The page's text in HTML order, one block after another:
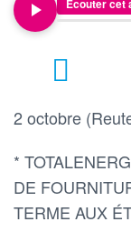
Écouter cet
2 octobre
*
DE
TERME AUX